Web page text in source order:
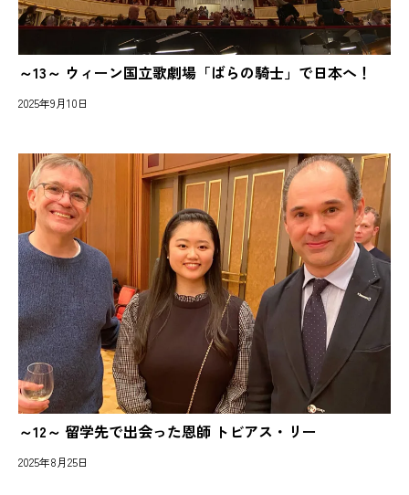
～13～ ウィーン国立歌劇場「ばらの騎士」で日本へ！
2025年9月10日
～12～ 留学先で出会った恩師 トビアス・リー
2025年8月25日